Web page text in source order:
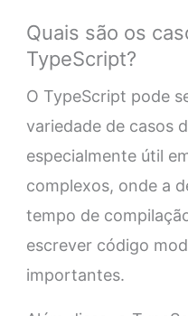
Quais são os
TypeScript?
O TypeScript pode
variedade de casos
especialmente útil
complexos, onde a
tempo de
escrever código
importantes.